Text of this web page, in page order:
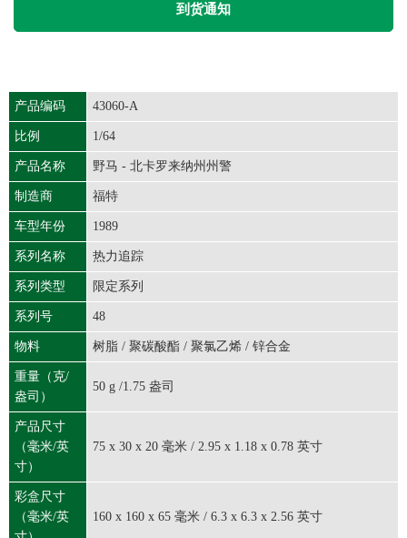
到货通知
产品编码 43060-A
比例 1/64
产品名称 野马 - 北卡罗来纳州州警
制造商 福特
车型年份 1989
系列名称 热力追踪
系列类型 限定系列
系列号 48
物料 树脂 / 聚碳酸酯 / 聚氯乙烯 / 锌合金
重量（克/
盎司）
50 g /1.75 盎司
产品尺寸
（毫米/英
寸）
75 x 30 x 20 毫米 / 2.95 x 1.18 x 0.78 英寸
彩盒尺寸
（毫米/英
160 x 160 x 65 毫米 / 6.3 x 6.3 x 2.56 英寸